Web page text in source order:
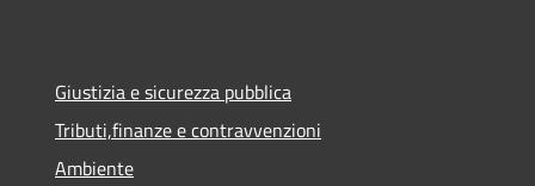
Giustizia e sicurezza pubblica
Tributi,finanze e contravvenzioni
Ambiente